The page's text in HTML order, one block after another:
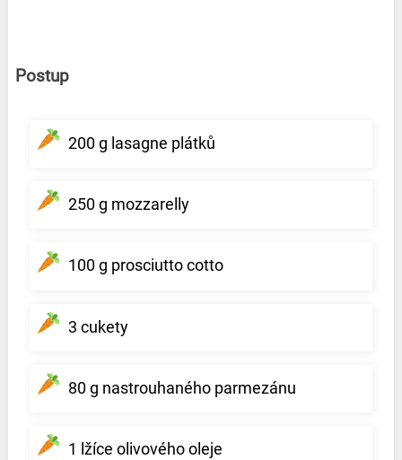
Postup
200 g lasagne plátků
250 g mozzarelly
100 g prosciutto cotto
3 cukety
80 g nastrouhaného parmezánu
1 lžíce olivového oleje